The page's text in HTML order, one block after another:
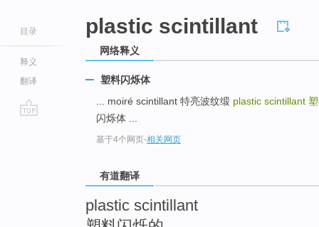
目录
释义
翻译
plastic scintillant
网络释义
塑料闪烁体
... moiré scintillant 特亮波纹缎 plastic scintillant
闪烁体 ...
基于4个网页-相关网页
有道翻译
plastic scintillant